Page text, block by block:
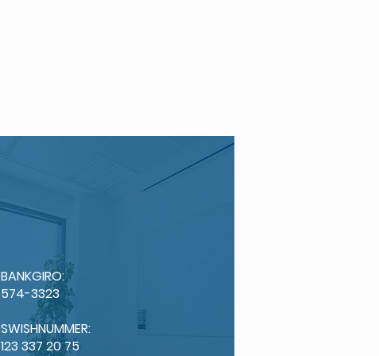
BANKGIRO:
574-3323
SWISHNUMMER:
123 337 20 75